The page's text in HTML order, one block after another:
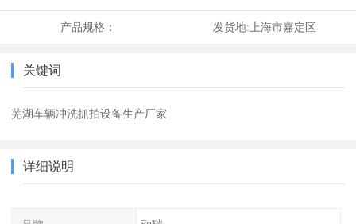
产品规格： 发货地:上海市嘉定区
关键词
芜湖车辆冲洗抓拍设备生产厂家
详细说明